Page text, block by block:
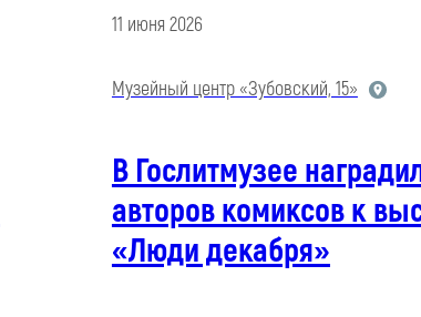
11 июня 2026
Музейный центр «Зубовский, 15»
В Гослитмузее
авторов комиксов к
«Люди декабря»